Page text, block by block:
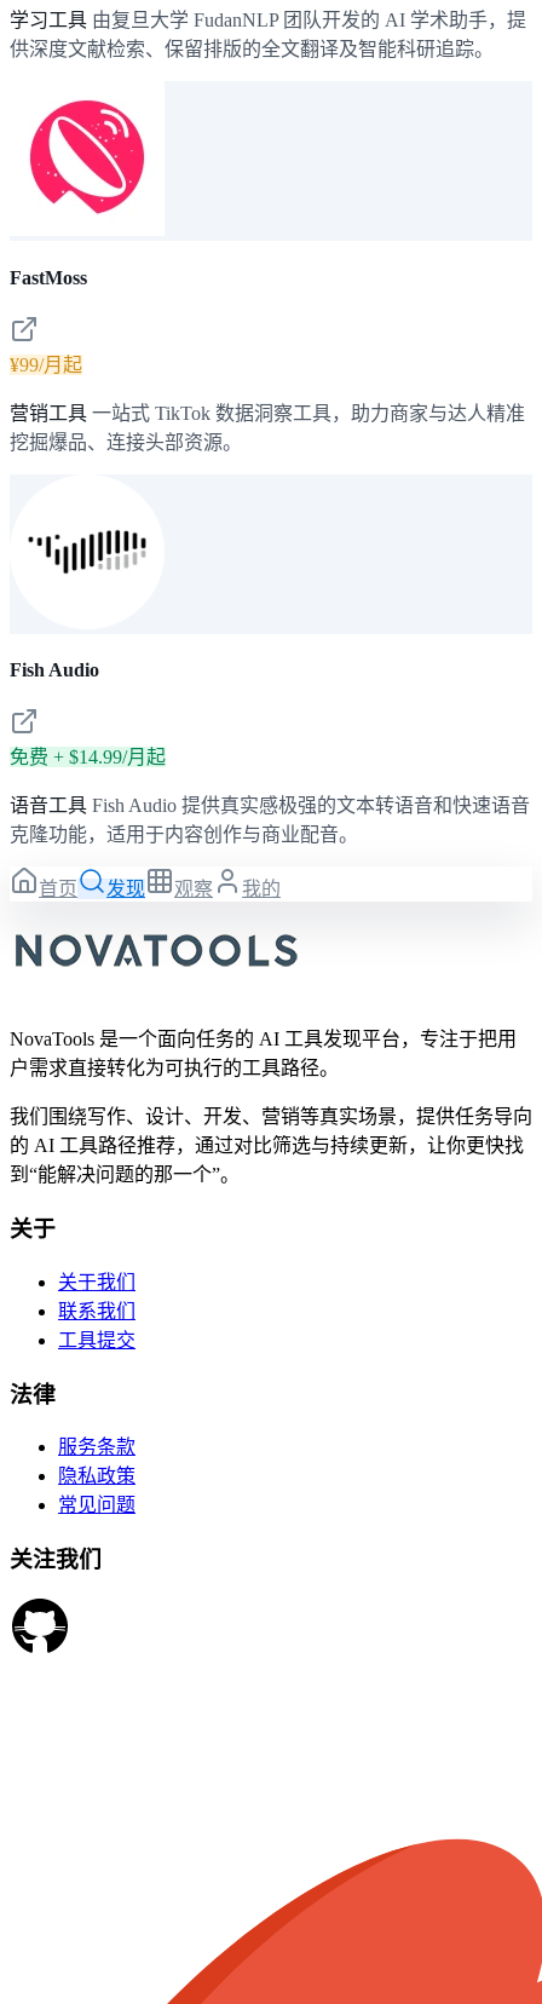
学习工具 由复旦大学 FudanNLP 团队开发的 AI 学术助手，提
供深度文献检索、保留排版的全文翻译及智能科研追踪。
FastMoss
¥99/月起
营销工具 一站式 TikTok 数据洞察工具，助力商家与达人精准
挖掘爆品、连接头部资源。
Fish Audio
免费 + $14.99/月起
语音工具 Fish Audio 提供真实感极强的文本转语音和快速语音
克隆功能，适用于内容创作与商业配音。
首页 发现 观察 我的
NovaTools 是一个面向任务的 AI 工具发现平台，专注于把用
户需求直接转化为可执行的工具路径。
我们围绕写作、设计、开发、营销等真实场景，提供任务导向
的 AI 工具路径推荐，通过对比筛选与持续更新，让你更快找
到“能解决问题的那一个”。
关于
关于我们
联系我们
工具提交
法律
服务条款
隐私政策
常见问题
关注我们